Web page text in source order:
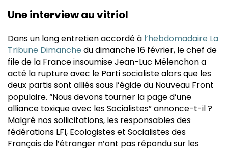
Une interview au vitriol
Dans un long entretien accordé à l’hebdomadaire La
Tribune Dimanche du dimanche 16 février, le chef de
file de la France insoumise Jean-Luc Mélenchon a
acté la rupture avec le Parti socialiste alors que les
deux partis sont alliés sous l’égide du Nouveau Front
populaire. “Nous devons tourner la page d’une
alliance toxique avec les Socialistes” annonce-t-il ?
Malgré nos sollicitations, les responsables des
fédérations LFI, Ecologistes et Socialistes des
Français de l’étranger n’ont pas répondu sur les